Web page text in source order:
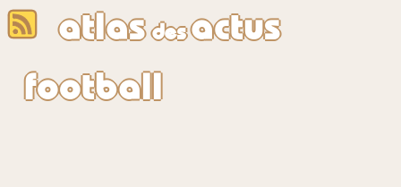
atlasdesactus
football